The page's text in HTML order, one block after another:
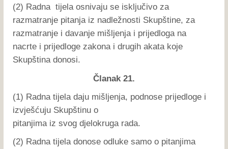
(2) Radna tijela osnivaju se isključivo za
razmatranje pitanja iz nadležnosti Skupštine, za
razmatranje i davanje mišljenja i prijedloga na
nacrte i prijedloge zakona i drugih akata koje
Skupština donosi.
Članak 21.
(1) Radna tijela daju mišljenja, podnose prijedloge i
izvješćuju Skupštinu o
pitanjima iz svog djelokruga rada.
(2) Radna tijela donose odluke samo o pitanjima